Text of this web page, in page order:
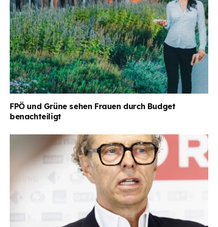
FPÖ und Grüne sehen Frauen durch Budget
benachteiligt